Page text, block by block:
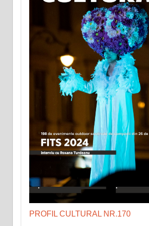
PROFIL CULTURAL NR.170